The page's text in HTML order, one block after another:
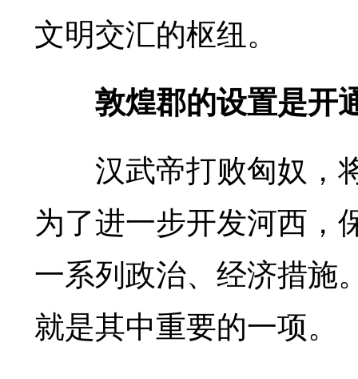
文明交汇的枢纽。
敦煌郡的设置是开
汉武帝打败匈奴，将
为了进一步开发河西，
一系列政治、经济措施
就是其中重要的一项。